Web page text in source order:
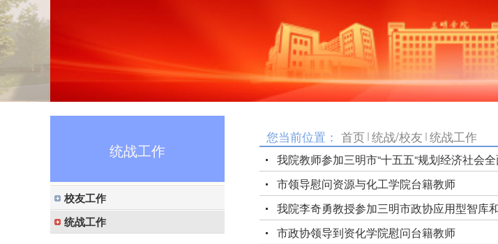
统战工作
校友工作
统战工作
您当前位置： 首页 统战/校友 统战工作
我院教师参加三明市“十五五“规划经济社会
市领导慰问资源与化工学院台籍教师
我院李奇勇教授参加三明市政协应用型智库
市政协领导到资化学院慰问台籍教师